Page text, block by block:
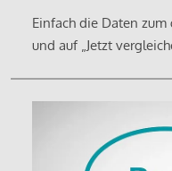
Einfach die Daten
und auf „Jetzt